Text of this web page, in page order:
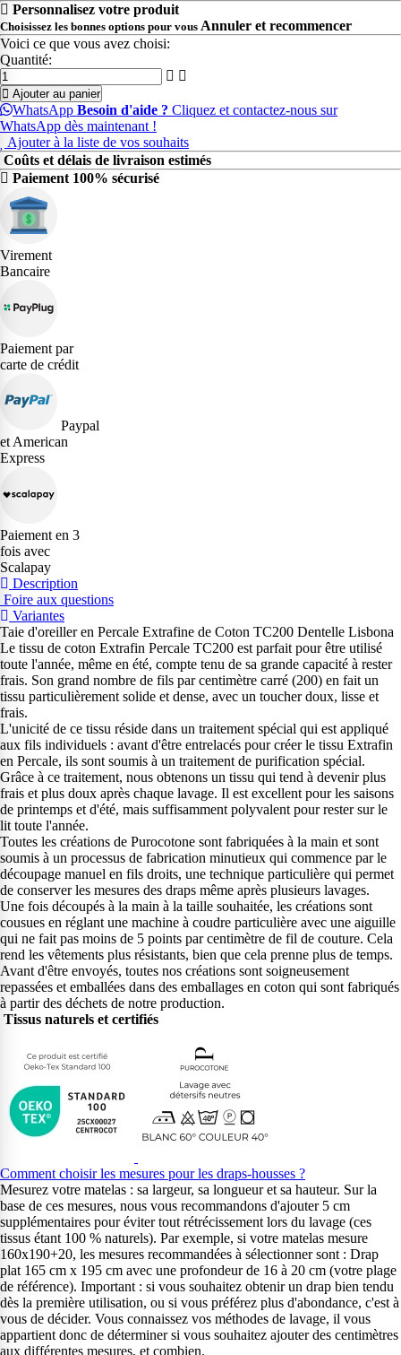
Personnalisez votre produit
Choisissez les bonnes options pour vous Annuler et recommencer
Voici ce que vous avez choisi:
Quantité:
Ajouter au panier
WhatsApp Besoin d'aide ? Cliquez et contactez-nous sur
WhatsApp dès maintenant !
Ajouter à la liste de vos souhaits
Coûts et délais de livraison estimés
Paiement 100% sécurisé
Virement
Bancaire
Paiement par
carte de crédit
Paypal
et American
Express
Paiement en 3
fois avec
Scalapay
Description
Foire aux questions
Variantes
Taie d'oreiller en Percale Extrafine de Coton TC200 Dentelle Lisbona
Le tissu de coton Extrafin Percale TC200 est parfait pour être utilisé
toute l'année, même en été, compte tenu de sa grande capacité à rester
frais. Son grand nombre de fils par centimètre carré (200) en fait un
tissu particulièrement solide et dense, avec un toucher doux, lisse et
frais.
L'unicité de ce tissu réside dans un traitement spécial qui est appliqué
aux fils individuels : avant d'être entrelacés pour créer le tissu Extrafin
en Percale, ils sont soumis à un traitement de purification spécial.
Grâce à ce traitement, nous obtenons un tissu qui tend à devenir plus
frais et plus doux après chaque lavage. Il est excellent pour les saisons
de printemps et d'été, mais suffisamment polyvalent pour rester sur le
lit toute l'année.
Toutes les créations de Purocotone sont fabriquées à la main et sont
soumis à un processus de fabrication minutieux qui commence par le
découpage manuel en fils droits, une technique particulière qui permet
de conserver les mesures des draps même après plusieurs lavages.
Une fois découpés à la main à la taille souhaitée, les créations sont
cousues en réglant une machine à coudre particulière avec une aiguille
qui ne fait pas moins de 5 points par centimètre de fil de couture. Cela
rend les vêtements plus résistants, bien que cela prenne plus de temps.
Avant d'être envoyés, toutes nos créations sont soigneusement
repassées et emballées dans des emballages en coton qui sont fabriqués
à partir des déchets de notre production.
Tissus naturels et certifiés
Comment choisir les mesures pour les draps-housses ?
Mesurez votre matelas : sa largeur, sa longueur et sa hauteur. Sur la
base de ces mesures, nous vous recommandons d'ajouter 5 cm
supplémentaires pour éviter tout rétrécissement lors du lavage (ces
tissus étant 100 % naturels). Par exemple, si votre matelas mesure
160x190+20, les mesures recommandées à sélectionner sont : Drap
plat 165 cm x 195 cm avec une profondeur de 16 à 20 cm (votre plage
de référence). Important : si vous souhaitez obtenir un drap bien tendu
dès la première utilisation, ou si vous préférez plus d'abondance, c'est à
vous de décider. Vous connaissez vos méthodes de lavage, il vous
appartient donc de déterminer si vous souhaitez ajouter des centimètres
aux différentes mesures, et combien.